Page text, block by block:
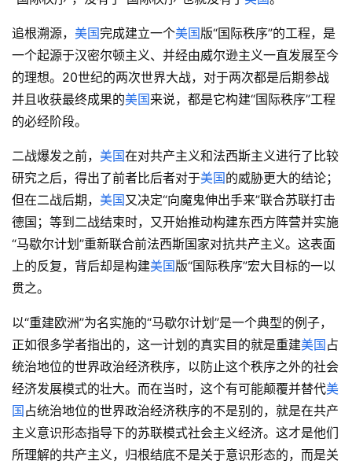
追根溯源， 美国完成建立一个美国版“国际秩序”的工程，是
一个起源于汉密尔顿主义、并经由威尔逊主义一直发展至今
的理想。20世纪的两次世界大战，对于两次都是后期参战
并且收获最终成果的美国来说，都是它构建“国际秩序”工程
的必经阶段。
二战爆发之前， 美国在对共产主义和法西斯主义进行了比较
研究之后，得出了前者比后者对于美国的威胁更大的结论；
但在二战后期， 美国又决定“向魔鬼伸出手来”联合苏联打击
德国；等到二战结束时，又开始推动构建东西方阵营并实施
“马歇尔计划”重新联合前法西斯国家对抗共产主义。这表面
上的反复，背后却是构建美国版“国际秩序”宏大目标的一以
贯之。
以“重建欧洲”为名实施的“马歇尔计划”是一个典型的例子，
正如很多学者指出的，这一计划的真实目的就是重建美国 占
统治地位的世界政治经济秩序，以防止这个秩序之外的社会
经济发展模式的壮大。而在当时，这个有可能颠覆并替代美
国 占统治地位的世界政治经济秩序的不是别的，就是在共产
主义意识形态指导下的苏联模式社会主义经济。这才是他们
所理解的共产主义，归根结底不是关于意识形态的，而是关